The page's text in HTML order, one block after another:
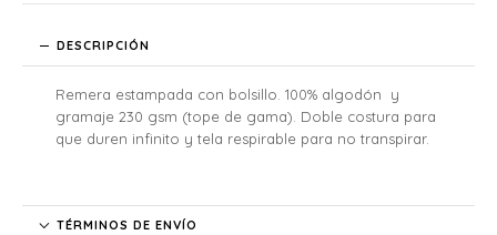
DESCRIPCIÓN
Remera estampada con bolsillo. 100% algodón y
gramaje 230 gsm (tope de gama). Doble costura para
que duren infinito y tela respirable para no transpirar.
TÉRMINOS DE ENVÍO